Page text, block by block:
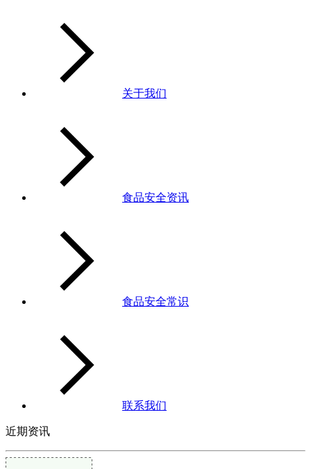
关于我们
食品安全资讯
食品安全常识
联系我们
近期资讯